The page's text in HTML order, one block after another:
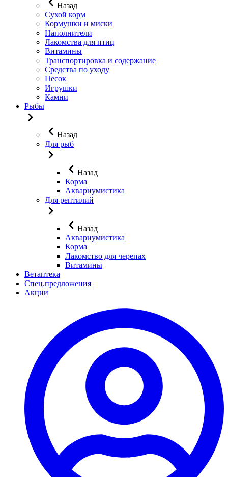
Назад
Сухой корм
Кормушки и миски
Наполнители
Лакомства для птиц
Витамины
Транспортировка и содержание
Средства по уходу
Песок
Игрушки
Камни
Рыбы
Назад
Для рыб
Назад
Корма
Аквариумистика
Для рептилий
Назад
Аквариумистика
Корма
Лакомство для черепах
Витамины
Ветаптека
Спец.предложения
Акции